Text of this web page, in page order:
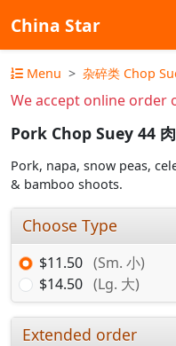
China Star
Menu 杂碎类 Chop
We accept online order
Pork Chop Suey 44
Pork, napa, snow peas,
& bamboo shoots.
Choose Type
$11.50 (Sm. 小)
$14.50 (Lg. 大)
Extended order